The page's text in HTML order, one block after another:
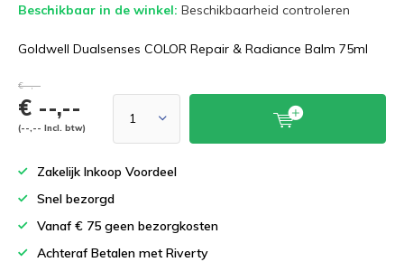
Beschikbaar in de winkel: Beschikbaarheid controleren
Goldwell Dualsenses COLOR Repair & Radiance Balm 75ml
€--,--
€ --,--
(--,-- Incl. btw)
Zakelijk Inkoop Voordeel
Snel bezorgd
Vanaf € 75 geen bezorgkosten
Achteraf Betalen met Riverty